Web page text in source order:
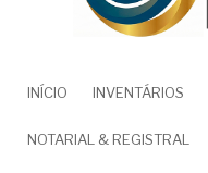
NAVEGAÇÃO
PRINCIPAL
INÍCIO INVENTÁRIOS
NOTARIAL & REGISTRAL